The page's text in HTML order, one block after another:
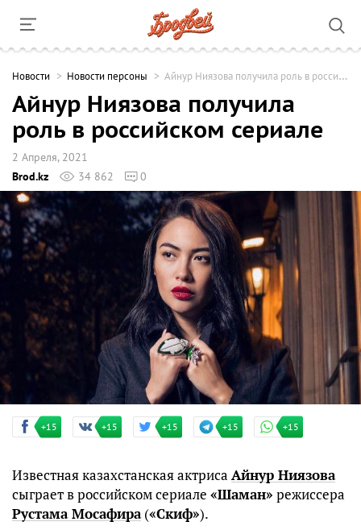
Новости Новости персоны Айнур Ниязова получила роль в российском сериале
Айнур Ниязова получила
роль в российском сериале
2 Апреля, 2021
Brod.kz
34 862 0
+15 +15 +15 +15 +15
Известная казахстанская актриса Айнур Ниязова
сыграет в российском сериале «Шаман» режиссера
Рустама Мосафира(«Скиф»).